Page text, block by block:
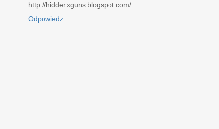
http://hiddenxguns.blogspot.com/
Odpowiedz